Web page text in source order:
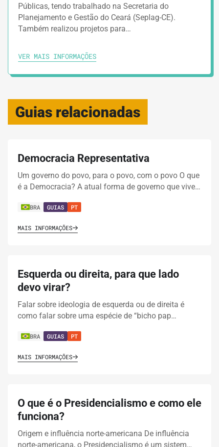
Públicas, tendo trabalhado na Secretaria do
Planejamento e Gestão do Ceará (Seplag-CE).
Também realizou projetos para…
VER MAIS INFORMAÇÕES
Guias relacionadas
Democracia Representativa
Um governo do povo, para o povo, com o povo O que
é a Democracia? A atual forma de governo que vive…
BRA GUIAS PT
MAIS INFORMAÇÕES
Esquerda ou direita, para que lado
devo virar?
Falar sobre ideologia de esquerda ou de direita é
como falar sobre uma espécie de “bicho pap…
BRA GUIAS PT
MAIS INFORMAÇÕES
O que é o Presidencialismo e como ele
funciona?
Origem e influência norte-americana De influência
norte-americana, o Presidencialismo é um sistem…